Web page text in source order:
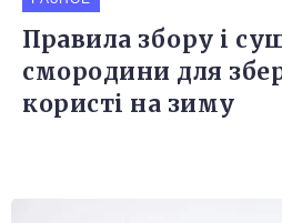
Правила збору і
смородини для
користі на зиму